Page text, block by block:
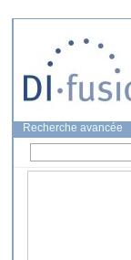
Recherche avancée